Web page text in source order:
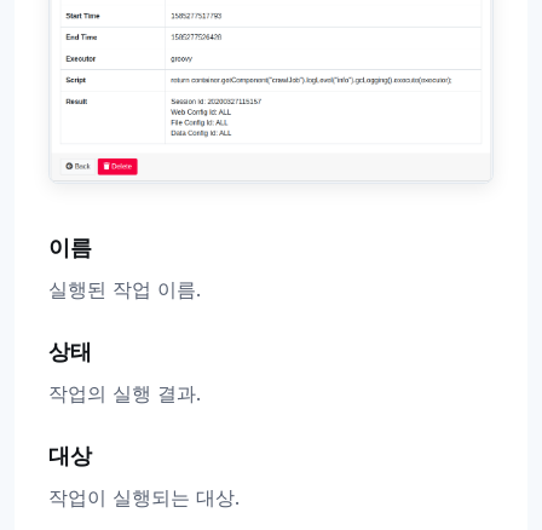
이름
실행된 작업 이름.
상태
작업의 실행 결과.
대상
작업이 실행되는 대상.